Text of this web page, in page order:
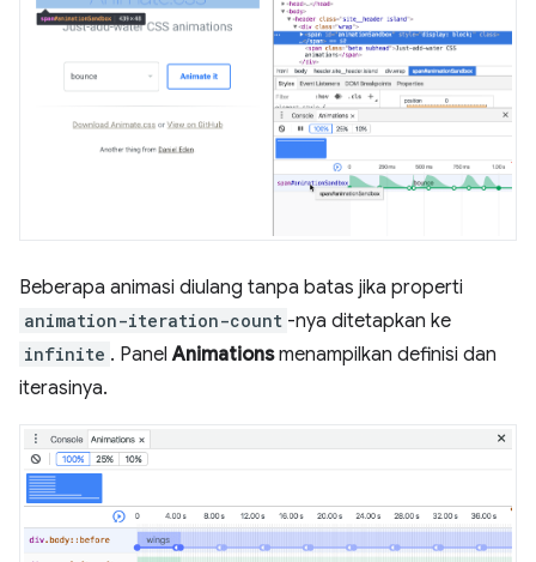
Beberapa animasi diulang tanpa batas jika properti
animation-iteration-count -nya ditetapkan ke
infinite . PanelAnimationsmenampilkan definisi dan
iterasinya.